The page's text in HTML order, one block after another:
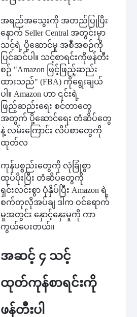
အရည်အသွေးကို အတည်ပြုပြီး
နောက် Seller Central အတွင်းမှာ
သင့်ရဲ့ ပို့ဆောင်မှု အစီအစဉ်ကို
ပြင်ဆင်ပါ။ သင့်စာရင်းကိုဖန်တီး
စဉ် "Amazon ဖြင့်ဖြည့်ဆည်း
ထားသည်" (FBA) ကိုရွေးချယ်
ပါ။ Amazon ဟာ ၎င်းရဲ့
ဖြည့်ဆည်းရေး စင်တာတွေ
အတွက် ပို့ဆောင်ရေး တံဆိပ်တွေ
နဲ့ လမ်းကြောင်း လိပ်စာတွေကို
ထုတ်လ
ကုန်ပစ္စည်းတွေကို လုံခြုံစွာ
ထုပ်ပိုးပြီး တံဆိပ်တွေကို
ရှင်းလင်းစွာ ပုံနှိပ်ပြီး Amazon ရဲ့
စက်တုလိုအပ်ချ ဒါက ဝင်ရောက်
မှုအတွင်း နှောင့်နှေးမှုကို ကာ
ကွယ်ပေးတယ်။
အဆင့် ၄ သင့်
ထုတ်ကုန်စာရင်းကို
ဖန်တီးပါ